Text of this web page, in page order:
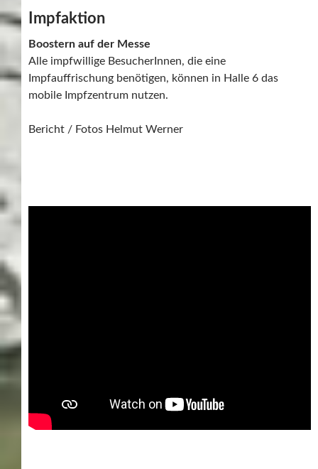
Impfaktion
Boostern auf der Messe
Alle impfwillige BesucherInnen, die eine
Impfauffrischung benötigen, können in Halle 6 das
mobile Impfzentrum nutzen.
Bericht / Fotos Helmut Werner